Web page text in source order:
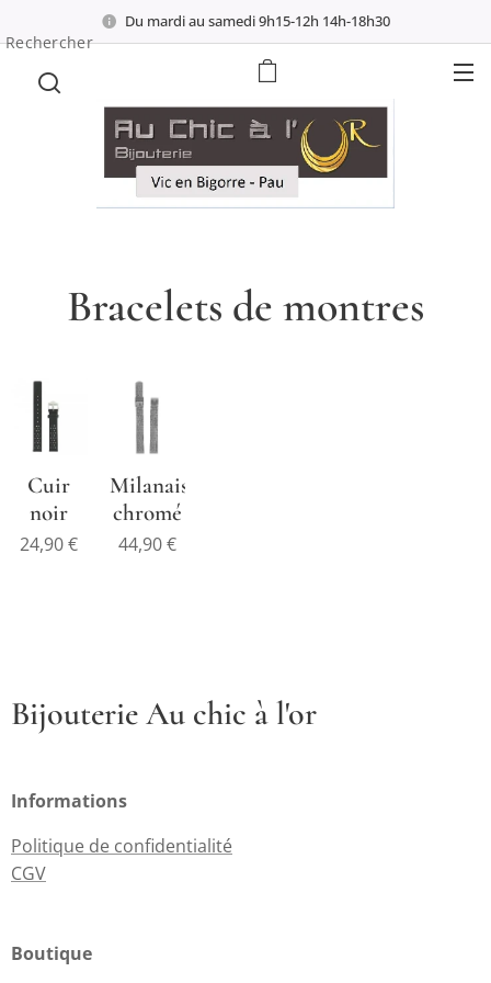
Du mardi au samedi 9h15-12h 14h-18h30
Rechercher
Bracelets de montres
Cuir
noir
24,90€
Milanais
chromé
44,90€
Bijouterie Au chic à l'or
Informations
Politique de confidentialité
CGV
Boutique